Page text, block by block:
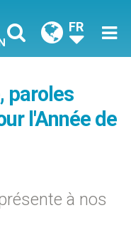
FR
paroles
l'Année de
à nos